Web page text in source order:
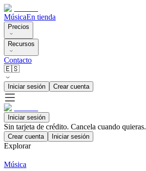
MúsicaEn tienda
Precios
Recursos
Contacto
🇪🇸
Iniciar sesión Crear cuenta
Iniciar sesión
Sin tarjeta de crédito. Cancela cuando quieras.
Crear cuenta Iniciar sesión
Explorar
Música